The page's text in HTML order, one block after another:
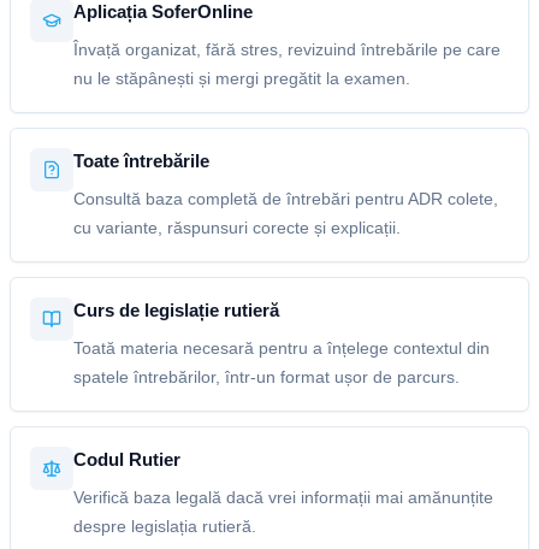
Aplicația SoferOnline
Învață organizat, fără stres, revizuind întrebările pe care
nu le stăpânești și mergi pregătit la examen.
Toate întrebările
Consultă baza completă de întrebări pentru ADR colete,
cu variante, răspunsuri corecte și explicații.
Curs de legislație rutieră
Toată materia necesară pentru a înțelege contextul din
spatele întrebărilor, într-un format ușor de parcurs.
Codul Rutier
Verifică baza legală dacă vrei informații mai amănunțite
despre legislația rutieră.